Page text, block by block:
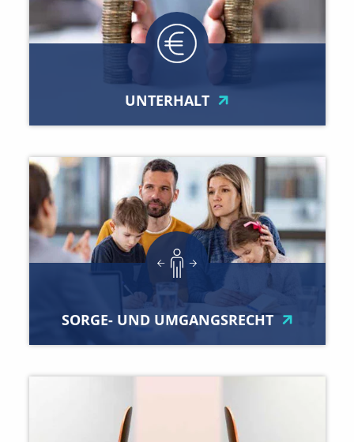
UNTERHALT
SORGE- UND UMGANGSRECHT